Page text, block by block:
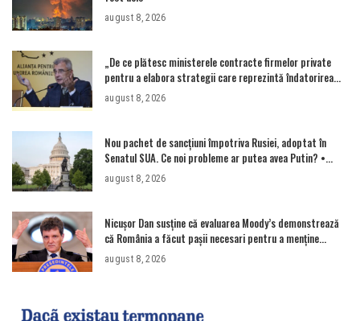
august 8, 2026
„De ce plătesc ministerele contracte firmelor private
pentru a elabora strategii care reprezintă îndatorirea
angajaților din minister?”
august 8, 2026
Nou pachet de sancțiuni împotriva Rusiei, adoptat în
Senatul SUA. Ce noi probleme ar putea avea Putin? •
Newsweek România
august 8, 2026
Nicușor Dan susține că evaluarea Moody’s demonstrează
că România a făcut pașii necesari pentru a menține
încrederea investitorilor: „Totuși, perspectiva rămâne
rezervată”
august 8, 2026